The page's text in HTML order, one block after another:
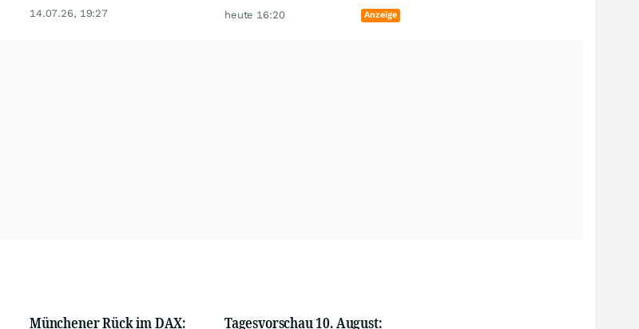
14.07.26, 19:27 heute 16:20 Anzeige
Münchener Rück im DAX:
Tagesvorschau 10. August: